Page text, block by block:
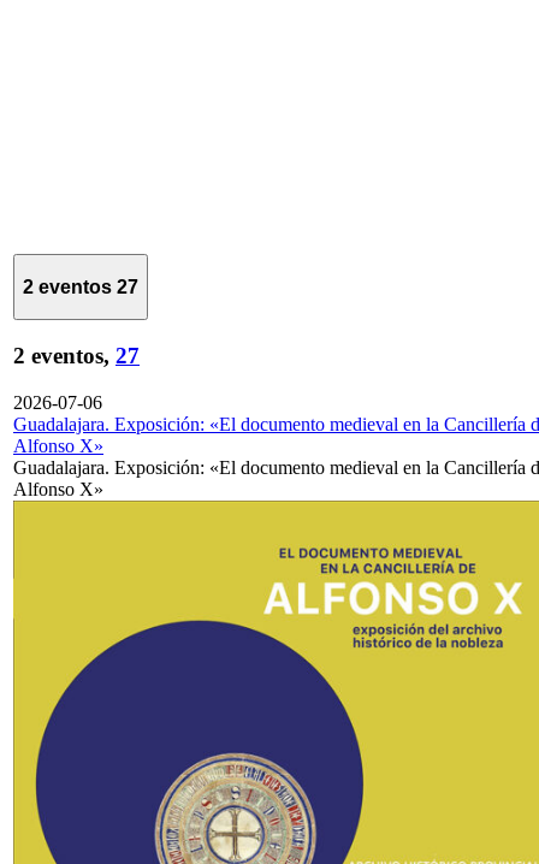
2 eventos 27
2 eventos, 27
2026-07-06
Guadalajara. Exposición: «El documento medieval en la Cancillería
Alfonso X»
Guadalajara. Exposición: «El documento medieval en la Cancillería
Alfonso X»